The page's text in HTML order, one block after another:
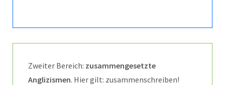
Zweiter Bereich: zusammengesetzte
Anglizismen. Hier gilt: zusammenschreiben!